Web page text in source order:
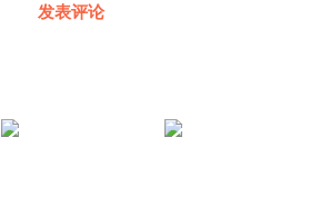
发表评论